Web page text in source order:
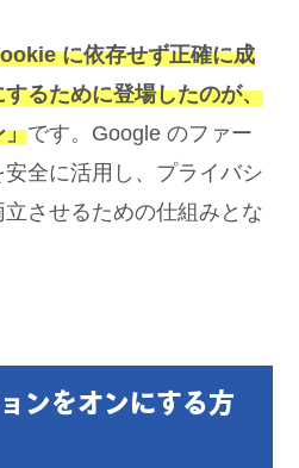
に依存せず正確に成
るために登場したのが、
」です。Google のファー
全に活用し、プライバシ
させるための仕組みとな
ンをオンにする方